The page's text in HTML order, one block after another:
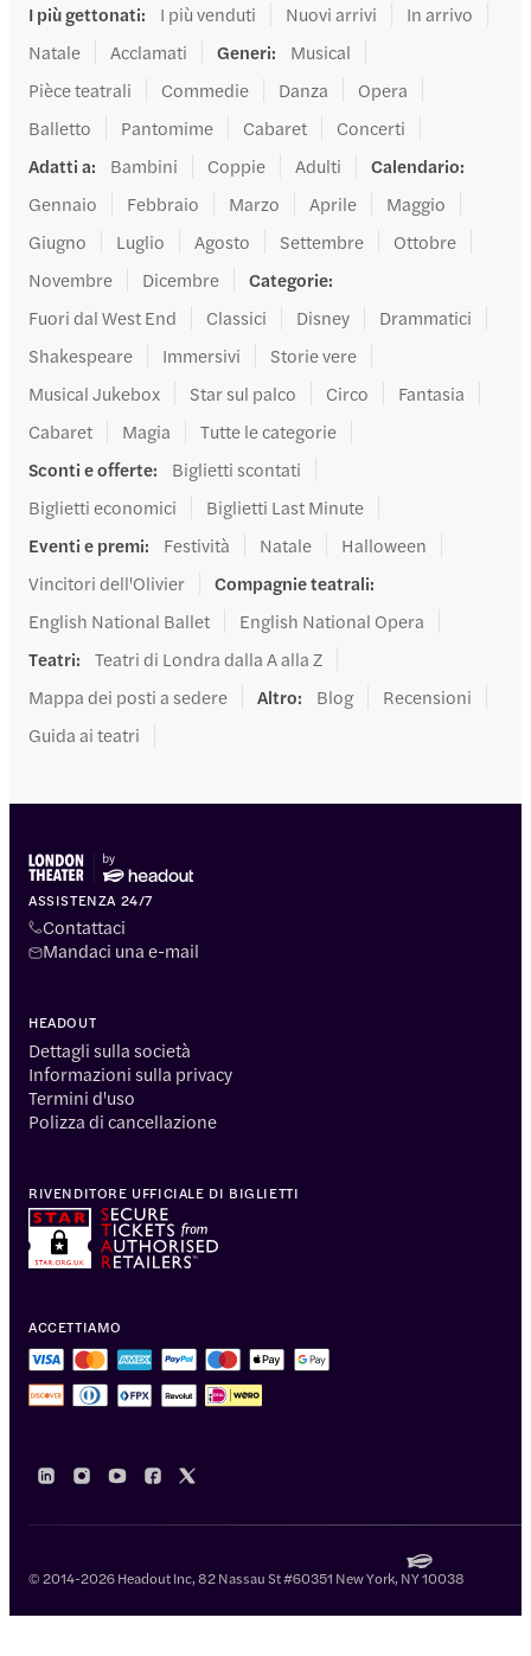
I più gettonati: I più venduti Nuovi arrivi
In arrivo
Natale
Acclamati Generi:
Musical
Pièce teatrali
Commedie Danza
Opera
Balletto
Pantomime Cabaret
Concerti
Adatti a: Bambini Coppie Adulti Calendario:
Gennaio
Febbraio Marzo Aprile
Maggio
Giugno
Luglio Agosto Settembre
Ottobre
Novembre
Dicembre Categorie:
Fuori dal West End
Classici Disney
Drammatici
Shakespeare
Immersivi
Storie vere
Musical Jukebox
Star sul palco Circo
Fantasia
Cabaret
Magia
Tutte le categorie
Sconti e offerte:
Biglietti scontati
Biglietti economici
Biglietti Last Minute
Eventi e premi: Festività Natale
Halloween
Vincitori dell'Olivier
Compagnie teatrali:
English National Ballet
English National Opera
Teatri:
Teatri di Londra dalla A alla Z
Mappa dei posti a sedere
Altro: Blog
Recensioni
Guida ai teatri
ASSISTENZA 24/7
Contattaci
Mandaci una e-mail
HEADOUT
Dettagli sulla società
Informazioni sulla privacy
Termini d'uso
Polizza di cancellazione
ACCETTIAMO
RIVENDITORE UFFICIALE DI BIGLIETTI
© 2014-2026 Headout Inc, 82 Nassau St #60351 New York, NY 10038